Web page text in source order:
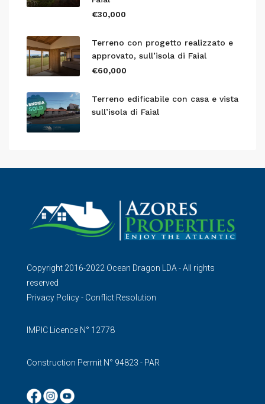
€30,000
Terreno con progetto realizzato e
approvato, sull’isola di Faial
€60,000
Terreno edificabile con casa e vista
sull’isola di Faial
Copyright 2016-2022 Ocean Dragon LDA - All rights
reserved
Privacy Policy- Conflict Resolution
IMPIC Licence N° 12778
Construction Permit N° 94823 - PAR